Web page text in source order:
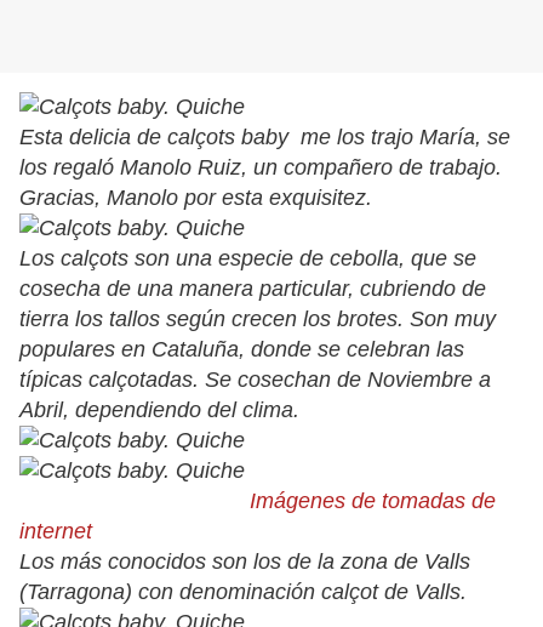
Esta delicia de calçots baby me los trajo María, se
los regaló Manolo Ruiz, un compañero de trabajo.
Gracias, Manolo por esta exquisitez.
Los calçots son una especie de cebolla, que se
cosecha de una manera particular, cubriendo de
tierra los tallos según crecen los brotes. Son muy
populares en Cataluña, donde se celebran las
típicas calçotadas. Se cosechan de Noviembre a
Abril, dependiendo del clima.
Imágenes de tomadas de
internet
Los más conocidos son los de la zona de Valls
(Tarragona) con denominación calçot de Valls.